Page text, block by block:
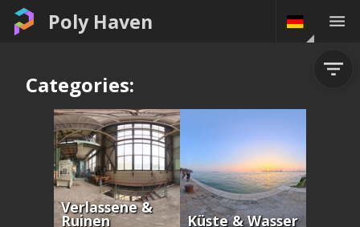
Poly Haven
Categories:
Verlassene &
Ruinen Küste & Wasser